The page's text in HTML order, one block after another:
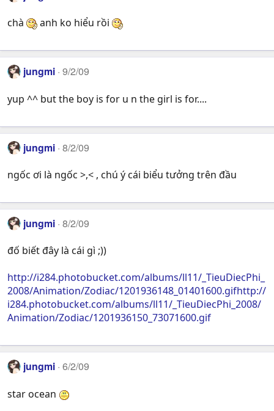
chà anh ko hiểu rồi
jungmi 9/2/09
yup ^^ but the boy is for u n the girl is for....
jungmi 8/2/09
ngốc ơi là ngốc >,< , chú ý cái biểu tưởng trên đầu
jungmi 8/2/09
đố biết đây là cái gì ;))
http://i284.photobucket.com/albums/ll11/_TieuDiecPhi_
2008/Animation/Zodiac/1201936148_01401600.gifhttp://
i284.photobucket.com/albums/ll11/_TieuDiecPhi_2008/
Animation/Zodiac/1201936150_73071600.gif
jungmi 6/2/09
star ocean